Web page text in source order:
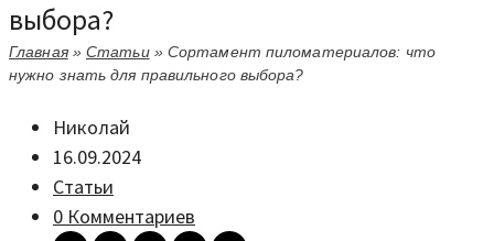
выбора?
Главная»Статьи» Сортамент пиломатериалов: что
нужно знать для правильного выбора?
Николай
16.09.2024
Статьи
0 Комментариев